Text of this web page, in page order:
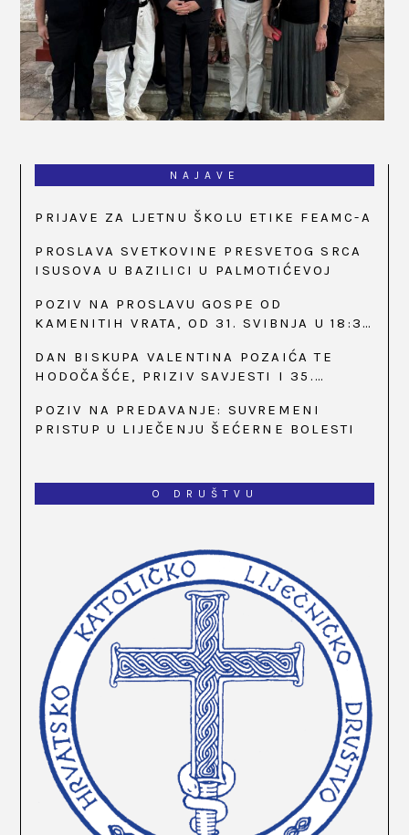
NAJAVE
PRIJAVE ZA LJETNU ŠKOLU ETIKE FEAMC-A
PROSLAVA SVETKOVINE PRESVETOG SRCA
ISUSOVA U BAZILICI U PALMOTIĆEVOJ
POZIV NA PROSLAVU GOSPE OD
KAMENITIH VRATA, OD 31. SVIBNJA U 18:30
DAN BISKUPA VALENTINA POZAIĆA TE
HODOČAŠĆE, PRIZIV SAVJESTI I 35.
BISTRICI, OD 15. DO 17. SVIBNJA
POZIV NA PREDAVANJE: SUVREMENI
PRISTUP U LIJEČENJU ŠEĆERNE BOLESTI
O DRUŠTVU